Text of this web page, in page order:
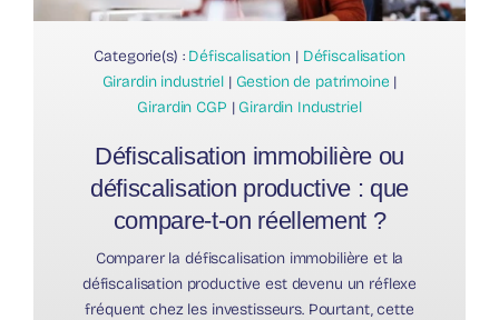
Categorie(s) : Défiscalisation | Défiscalisation
Girardin industriel| Gestion de patrimoine |
Girardin CGP | Girardin Industriel
Défiscalisation immobilière ou
défiscalisation productive : que
compare-t-on réellement ?
Comparer la défiscalisation immobilière et la
défiscalisation productive est devenu un réflexe
fréquent chez les investisseurs. Pourtant, cette